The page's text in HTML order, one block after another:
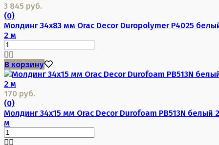
3 845 руб.
(0)
Молдинг 34х83 мм Orac Decor Duropolymer P4025
2 м
В корзину
170 руб.
(0)
Молдинг 34х15 мм Orac Decor Durofoam PB513N белый 2
м